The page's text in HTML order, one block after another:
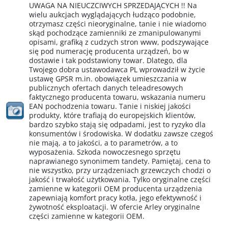
UWAGA NA NIEUCZCIWYCH SPRZEDAJĄCYCH !! Na
wielu aukcjach wyglądających łudząco podobnie,
otrzymasz części nieoryginalne, tanie i nie wiadomo
skąd pochodzące zamienniki ze zmanipulowanymi
opisami, grafiką z cudzych stron www, podszywające
się pod numerację producenta urządzeń, bo w
dostawie i tak podstawiony towar. Dlatego, dla
Twojego dobra ustawodawca PL wprowadził w życie
ustawę GPSR m.in. obowiązek umieszczania w
publicznych ofertach danych teleadresowych
faktycznego producenta towaru, wskazania numeru
EAN pochodzenia towaru. Tanie i niskiej jakości
produkty, które trafiają do europejskich klientów,
bardzo szybko stają się odpadami, jest to ryzyko dla
konsumentów i środowiska. W dodatku zawsze czegoś
nie mają, a to jakości, a to parametrów, a to
wyposażenia. Szkoda nowoczesnego sprzętu
naprawianego synonimem tandety. Pamiętaj, cena to
nie wszystko, przy urządzeniach grzewczych chodzi o
jakość i trwałość użytkowania. Tylko oryginalne części
zamienne w kategorii OEM producenta urządzenia
zapewniają komfort pracy kotła, jego efektywność i
żywotność eksploatacji. W ofercie Arley oryginalne
części zamienne w kategorii OEM.